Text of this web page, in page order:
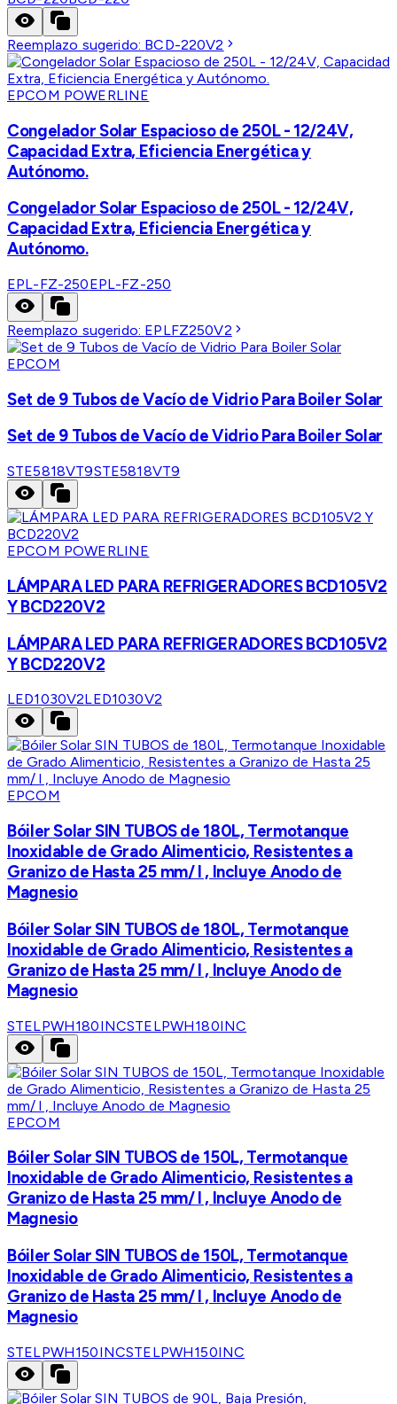
Reemplazo sugerido: BCD-220V2
EPCOM POWERLINE
Congelador Solar Espacioso de 250L - 12/24V,
Capacidad Extra, Eficiencia Energética y
Autónomo.
Congelador Solar Espacioso de 250L - 12/24V,
Capacidad Extra, Eficiencia Energética y
Autónomo.
EPL-FZ-250EPL-FZ-250
Reemplazo sugerido: EPLFZ250V2
EPCOM
Set de 9 Tubos de Vacío de Vidrio Para Boiler Solar
Set de 9 Tubos de Vacío de Vidrio Para Boiler Solar
STE5818VT9STE5818VT9
EPCOM POWERLINE
LÁMPARA LED PARA REFRIGERADORES BCD105V2
Y BCD220V2
LÁMPARA LED PARA REFRIGERADORES BCD105V2
Y BCD220V2
LED1030V2LED1030V2
EPCOM
Bóiler Solar SIN TUBOS de 180L, Termotanque
Inoxidable de Grado Alimenticio, Resistentes a
Granizo de Hasta 25 mm/ l , Incluye Anodo de
Magnesio
Bóiler Solar SIN TUBOS de 180L, Termotanque
Inoxidable de Grado Alimenticio, Resistentes a
Granizo de Hasta 25 mm/ l , Incluye Anodo de
Magnesio
STELPWH180INCSTELPWH180INC
EPCOM
Bóiler Solar SIN TUBOS de 150L, Termotanque
Inoxidable de Grado Alimenticio, Resistentes a
Granizo de Hasta 25 mm/ l , Incluye Anodo de
Magnesio
Bóiler Solar SIN TUBOS de 150L, Termotanque
Inoxidable de Grado Alimenticio, Resistentes a
Granizo de Hasta 25 mm/ l , Incluye Anodo de
Magnesio
STELPWH150INCSTELPWH150INC